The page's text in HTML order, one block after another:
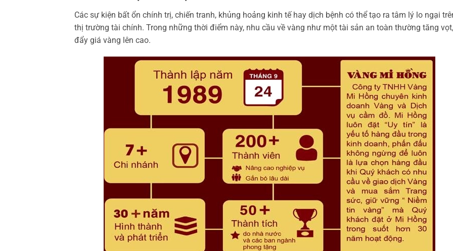
Các sự kiện bất ổn chính trị, chiến tranh, khủng hoảng kinh tế hay dịch bệnh có thể tạo ra tâm lý lo ngại
thị trường tài chính. Trong những thời điểm này, nhu cầu về vàng như một tài sản an toàn thường tăng vọt,
đẩy giá vàng lên cao.